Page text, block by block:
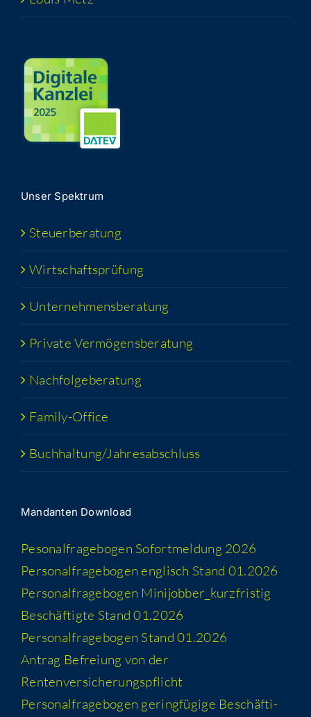
Unser Spek­trum
Steu­er­be­ra­tung
Wirt­schafts­prü­fung
Unter­neh­mens­be­ra­tung
Pri­va­te Vermögensberatung
Nach­fol­ge­be­ra­tung
Fami­­ly-Office
Buchhaltung/​​Jahresabschluss
Man­dan­ten Download
Peso­nal­fra­ge­bo­gen Sofort­mel­dung 2026
Per­so­nal­fra­ge­bo­gen eng­lisch Stand 01.2026
Per­so­nal­fra­ge­bo­gen Minijobber_​kurzfristig
Beschäf­tig­te Stand 01.2026
Per­so­nal­fra­ge­bo­gen Stand 01.2026
Antrag Befrei­ung von der
Rentenversicherungspflicht
Per­so­nal­fra­ge­bo­gen gering­fü­gi­ge Beschäf­ti­